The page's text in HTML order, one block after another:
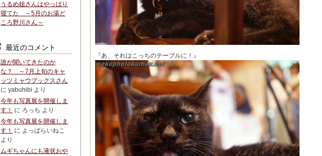
『あ、それはこっちのテーブルに！』
うるめ姐さんはやっぱり
寝てた ～5月のお湯ど
ころ野川さん～
最近のコメント
誰が聞いてきたのか
な？ ～7月上旬のキャ
ッツミャウブックスさん
に yabuhibi より
今年も写真展を開催しま
す！
に ろっち より
今年も写真展を開催しま
す！
に よっぱらいねこ
より
ムギちゃんにも液状おや